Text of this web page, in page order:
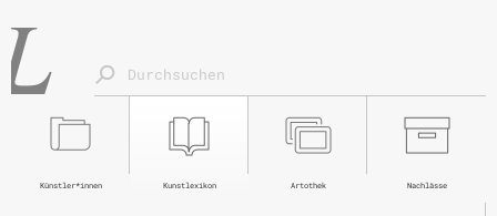
Nachlässe
Artothek
Kunstlexikon
Künstler*innen